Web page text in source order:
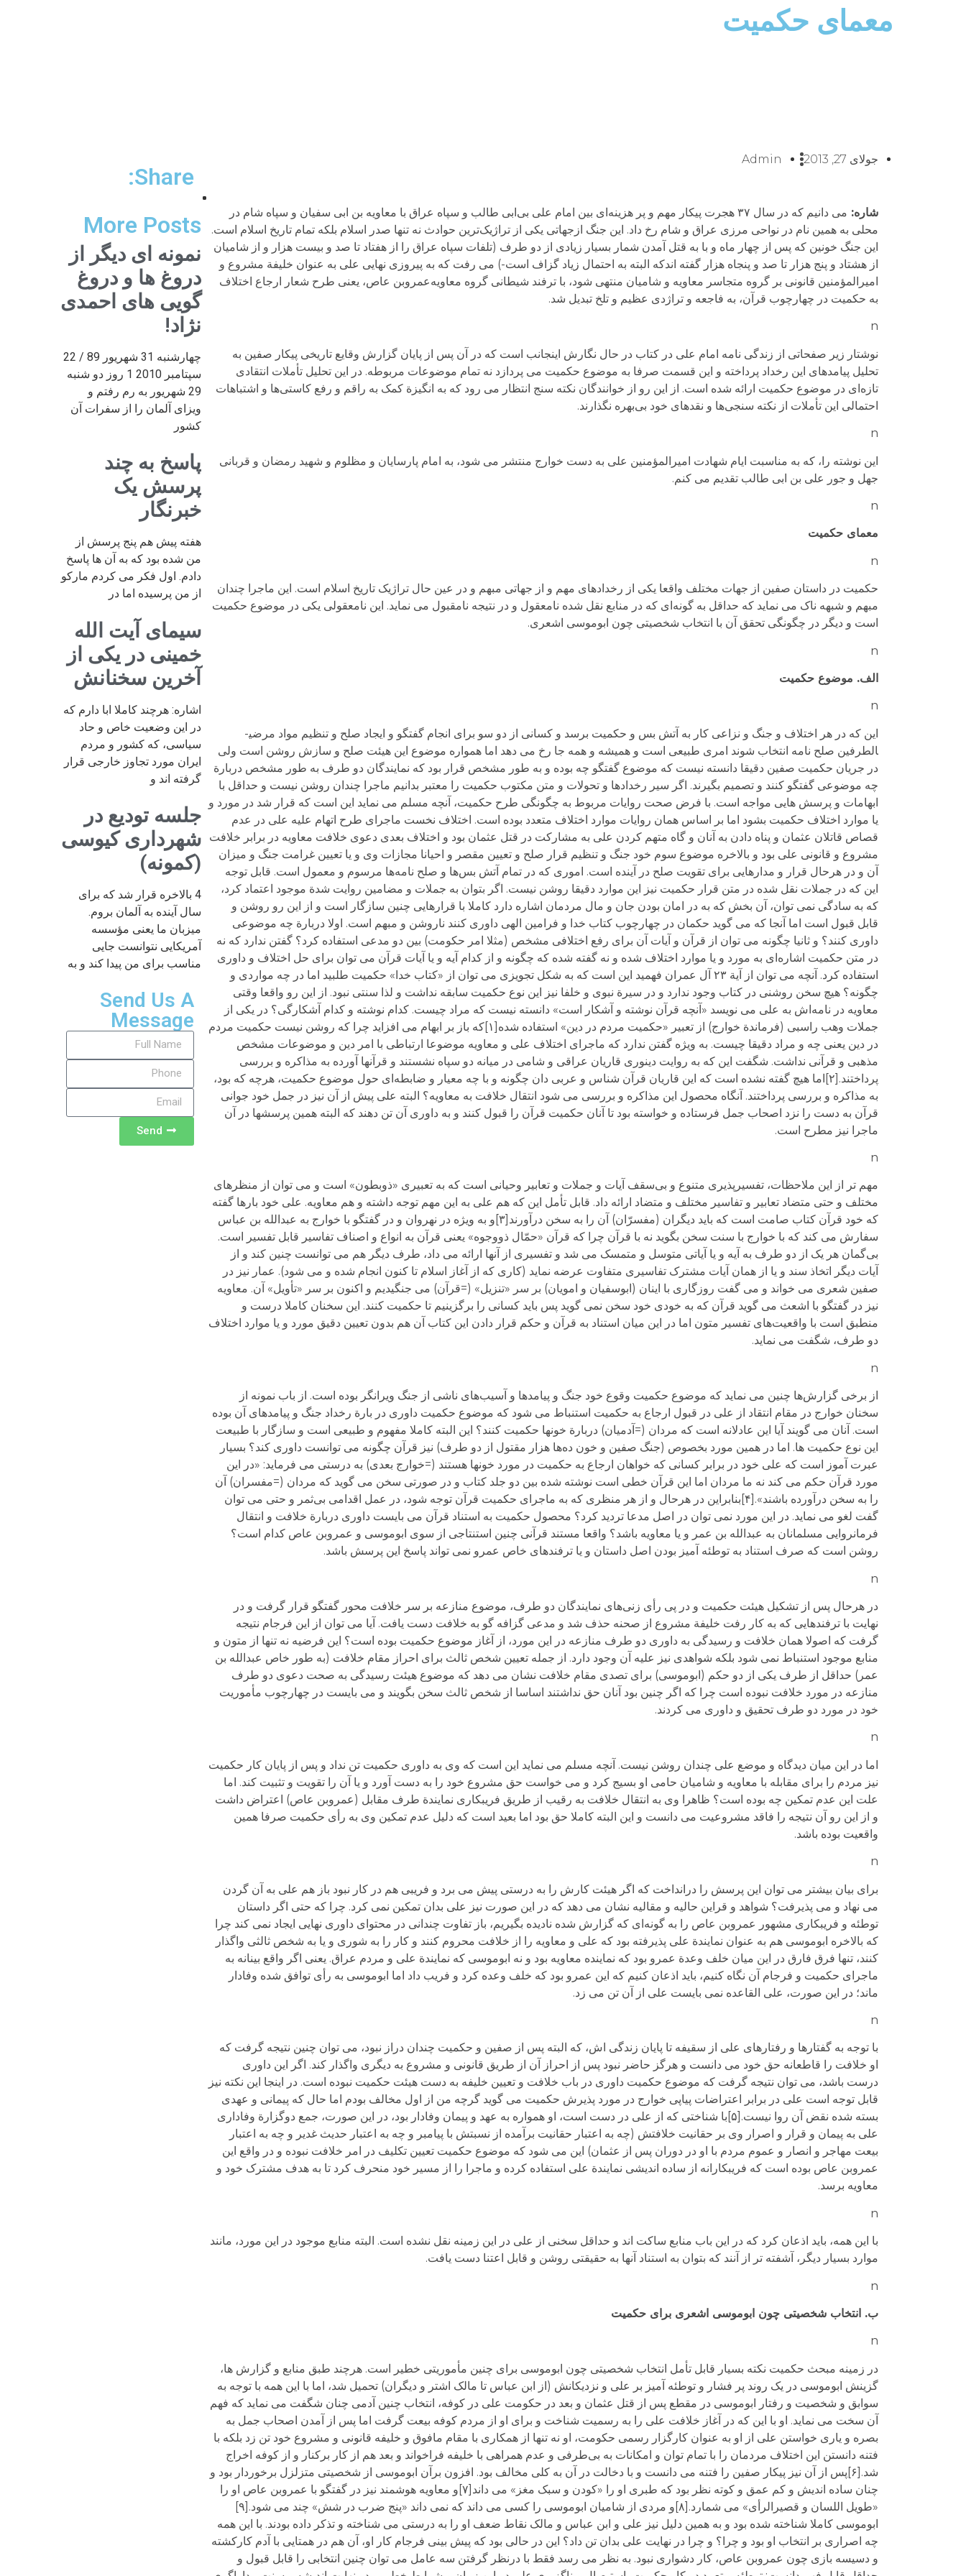
معمای حکمیت
جولای 27, 2013 Admin
شاره:
می دانیم که در سال ۳۷ هجرت پیکار مهم و پر هزینه‌ای بین امام علی بی‌ابی طالب و سپاه عراق با معاویه بن ابی سفیان و سپاه شام در
محلی به همین نام در نواحی مرزی عراق و شام رخ داد. این جنگ ازجهاتی یکی از تراژیک‌ترین حوادث نه تنها صدر اسلام بلکه تمام تاریخ اسلام است.
این جنگ خونین که پس از چهار ماه و با به قتل آمدن شمار بسیار زیادی از دو طرف (تلفات سپاه عراق را از هفتاد تا صد و بیست هزار و از شامیان
از هشتاد و پنج هزار تا صد و پنجاه هزار گفته اند‌که البته به احتمال زیاد گزاف است-) می رفت که به پیروزی نهایی علی به عنوان خلیفة مشروع و
امیرالمؤمنین قانونی بر گروه متجاسر معاویه و شامیان منتهی شود، با ترفند شیطانی گروه معاویه‌عمروبن عاص، یعنی طرح شعار ارجاع اختلاف
به حکمیت در چهارچوب قرآن، به فاجعه و تراژدی عظیم و تلخ تبدیل شد.
n
نوشتار زیر صفحاتی از زندگی نامه امام علی در کتاب در حال نگارش اینجانب است که در آن پس از پایان گزارش وقایع تاریخی پیکار صفین به
تحلیل پیامدهای این رخداد پرداخته و این قسمت صرفا به موضوع حکمیت می پردازد نه تمام موضوعات مربوطه. در این تحلیل تأملات انتقادی
تازه‌ای در موضوع حکمیت ارائه شده است. از این رو از خوانندگان نکته سنج انتظار می رود که به انگیزة کمک به راقم و رفع کاستی‌ها و اشتباهات
احتمالی این تأملات از نکته سنجی‌ها و نقدهای خود بی‌بهره نگذارند.
n
این نوشته را، که به مناسبت ایام شهادت امیرالمؤمنین علی به دست خوارج منتشر می شود، به امام پارسایان و مظلوم و شهید رمضان و قربانی
جهل و جور علی بن ابی طالب تقدیم می کنم.
n
معمای حکمیت
n
حکمیت در داستان صفین از جهات مختلف واقعا یکی از رخدادهای مهم و از جهاتی مبهم و در عین حال تراژیک تاریخ اسلام است. این ماجرا چندان
مبهم و شبهه ناک می نماید که حداقل به گونه‌ای که در منابع نقل شده نامعقول و در نتیجه نامقبول می نماید. این نامعقولی یکی در موضوع حکمیت
است و دیگر در چگونگی تحقق آن با انتخاب شخصیتی چون ابوموسی اشعری.
n
الف. موضوع حکمیت
n
این که در هر اختلاف و جنگ و نزاعی کار به آتش بس و حکمیت برسد و کسانی از دو سو برای انجام گفتگو و ایجاد صلح و تنظیم مواد مرضی­
الطرفین صلح نامه انتخاب شوند امری طبیعی است و همیشه و همه جا رخ می دهد اما همواره موضوع این هیئت صلح و سازش روشن است ولی
در جریان حکمیت صفین دقیقا دانسته نیست که موضوع گفتگو چه بوده و به طور مشخص قرار بود که نمایندگان دو طرف به طور مشخص دربارة
چه موضوعی گفتگو کنند و تصمیم بگیرند. اگر سیر رخدادها و تحولات و متن مکتوب حکمیت را معتبر بدانیم ماجرا چندان روشن نیست و حداقل با
ابهامات و پرسش هایی مواجه است. با فرض صحت روایات مربوط به چگونگی طرح حکمیت، آنچه مسلم می نماید این است که قرار شد در مورد و
یا موارد اختلاف حکمیت بشود اما بر اساس همان روایات موارد اختلاف متعدد بوده است. اختلاف نخست ماجرای طرح اتهام علیه علی در عدم
قصاص قاتلان عثمان و پناه دادن به آنان و گاه متهم کردن علی به مشارکت در قتل عثمان بود و اختلاف بعدی دعوی خلافت معاویه در برابر خلافت
مشروع و قانونی علی بود و بالاخره موضوع سوم خود جنگ و تنظیم قرار صلح و تعیین مقصر و احیانا مجازات وی و یا تعیین غرامت جنگ و میزان
آن و در هرحال قرار و مدارهایی برای تقویت صلح در آینده است. اموری که در تمام آتش بس‌ها و صلح نامه‌ها مرسوم و معمول است. قابل توجه
این که در جملات نقل شده در متن قرار حکمیت نیز این موارد دقیقا روشن نیست. اگر بتوان به جملات و مضامین روایت شدة موجود اعتماد کرد،
که به سادگی نمی توان، آن بخش که به در امان بودن جان و مال مردمان اشاره دارد کاملا با قرارهایی چنین سازگار است و از این رو روشن و
قابل قبول است اما آنجا که می گوید حکمان در چهارچوب کتاب خدا و فرامین الهی داوری کنند ناروشن و مبهم است. اولا دربارة چه موضوعی
داوری کنند؟ و ثانیا چگونه می توان از قرآن و آیات آن برای رفع اختلافی مشخص (مثلا امر حکومت) بین دو مدعی استفاده کرد؟ گفتن ندارد که نه
در متن حکمیت اشاره‌ای به مورد و یا موارد اختلاف شده و نه گفته شده که چگونه و از کدام آیه و یا آیات قرآن می توان برای حل اختلاف و داوری
استفاده کرد. آنچه می توان از آیة ۲۳ آل عمران فهمید این است که به شکل تجویزی می توان از «کتاب خدا» حکمیت طلبید اما در چه مواردی و
چگونه؟ هیچ سخن روشنی در کتاب وجود ندارد و در سیرة نبوی و خلفا نیز این نوع حکمیت سابقه نداشت و لذا سنتی نبود. از این رو واقعا وقتی
معاویه در نامه‌اش به علی می نویسد «آنچه قرآن نوشته و آشکار است» دانسته نیست که مراد چیست. کدام نوشته و کدام آشکارگی؟ در یکی از
جملات وهب راسبی (فرماندة خوارج) از تعبیر «حکمیت مردم در دین» استفاده شده[۱]که باز بر ابهام می افزاید چرا که روشن نیست حکمیت مردم
در دین یعنی چه و مراد دقیقا چیست. به ویژه گفتن ندارد که ماجرای اختلاف علی و معاویه موضوعا ارتباطی با امر دین و موضوعات مشخص
مذهبی و قرآنی نداشت. شگفت این که به روایت دینوری قاریان عراقی و شامی در میانه دو سپاه نشستند و قرآنها آورده به مذاکره و بررسی
پرداختند.[۲]اما هیچ گفته نشده است که این قاریان قرآن شناس و عربی دان چگونه و با چه معیار و ضابطه‌ای حول موضوع حکمیت، هرچه که بود،
به مذاکره و بررسی پرداختند. آنگاه محصول این مذاکره و بررسی می شود انتقال خلافت به معاویه؟ البته علی پیش از آن نیز در جمل خود جوانی
قرآن به دست را نزد اصحاب جمل فرستاده و خواسته بود تا آنان حکمیت قرآن را قبول کنند و به داوری آن تن دهند که البته همین پرسشها در آن
ماجرا نیز مطرح است.
n
مهم تر از این ملاحظات، تفسیرپذیری متنوع و بی‌سقف آیات و جملات و تعابیر وحیانی است که به تعبیری «ذوبطون» است و می توان از منظرهای
مختلف و حتی متضاد تعابیر و تفاسیر مختلف و متضاد ارائه داد. قابل تأمل این که هم علی به این مهم توجه داشته و هم معاویه. علی خود بارها گفته
که خود قرآن کتاب صامت است که باید دیگران (مفسرّان) آن را به سخن درآورند[۳]و به ویژه در نهروان و در گفتگو با خوارج به عبدالله بن عباس
سفارش می کند که با خوارج با سنت سخن بگوید نه با قرآن چرا که قرآن «حمّال ذووجوه» یعنی قرآن به انواع و اصناف تفاسیر قابل تفسیر است.
بی‌گمان هر یک از دو طرف به آیه و یا آیاتی متوسل و متمسک می شد و تفسیری از آنها ارائه می داد، طرف دیگر هم می توانست چنین کند و از
آیات دیگر اتخاذ سند و یا از همان آیات مشترک تفاسیری متفاوت عرضه نماید (کاری که از آغاز اسلام تا کنون انجام شده و می شود). عمار نیز در
صفین شعری می خواند و می گفت روزگاری با اینان (ابوسفیان و امویان) بر سر «تنزیل» (=قرآن) می جنگیدیم و اکنون بر سر «تأویل» آن. معاویه
نیز در گفتگو با اشعث می گوید قرآن که به خودی خود سخن نمی گوید پس باید کسانی را برگزینیم تا حکمیت کنند. این سخنان کاملا درست و
منطبق است با واقعیت‌های تفسیر متون اما در این میان استناد به قرآن و حکم قرار دادن این کتاب آن هم بدون تعیین دقیق مورد و یا موارد اختلاف
دو طرف، شگفت می نماید.
n
از برخی گزارش‌ها چنین می نماید که موضوع حکمیت وقوع خود جنگ و پیامدها و آسیب‌های ناشی از جنگ ویرانگر بوده است. از باب نمونه از
سخنان خوارج در مقام انتقاد از علی در قبول ارجاع به حکمیت استنباط می شود که موضوع حکمیت داوری در بارة رخداد جنگ و پیامدهای آن بوده
است. آنان می گویند آیا این عادلانه است که مردان (=آدمیان) دربارة خونها حکمیت کنند؟ این البته کاملا مفهوم و طبیعی است و سازگار با طبیعت
این نوع حکمیت ها. اما در همین مورد بخصوص (جنگ صفین و خون ده‌ها هزار مقتول از دو طرف) نیز قرآن چگونه می توانست داوری کند؟ بسیار
عبرت آموز است که علی خود در برابر کسانی که خواهان ارجاع به حکمیت در مورد خونها هستند (=خوارج بعدی) به درستی می فرماید: «در این
مورد قرآن حکم می کند نه ما مردان اما این قرآن خطی است نوشته شده بین دو جلد کتاب و در صورتی سخن می گوید که مردان (=مفسران) آن
را به سخن درآورده باشند».[۴]بنابراین در هرحال و از هر منظری که به ماجرای حکمیت قرآن توجه شود، در عمل اقدامی بی‌ثمر و حتی می توان
گفت لغو می نماید. در این مورد نمی توان در اصل مدعا تردید کرد؟ محصول حکمیت به استناد قرآن می بایست داوری دربارة خلافت و انتقال
فرمانروایی مسلمانان به عبدالله بن عمر و یا معاویه باشد؟ واقعا مستند قرآنی چنین استنتاجی از سوی ابوموسی و عمروبن عاص کدام است؟
روشن است که صرف استناد به توطئه آمیز بودن اصل داستان و یا ترفندهای خاص عمرو نمی تواند پاسخ این پرسش باشد.
n
در هرحال پس از تشکیل هیئت حکمیت و در پی رأی زنی‌های نمایندگان دو طرف، موضوع منازعه بر سر خلافت محور گفتگو قرار گرفت و در
نهایت با ترفندهایی که به کار رفت خلیفة مشروع از صحنه حذف شد و مدعی گزافه گو به خلافت دست یافت. آیا می توان از این فرجام نتیجه
گرفت که اصولا همان خلافت و رسیدگی به داوری دو طرف منازعه در این مورد، از آغاز موضوع حکمیت بوده است؟ این فرضیه نه تنها از متون و
منابع موجود استنباط نمی شود بلکه شواهدی نیز علیه آن وجود دارد. از جمله تعیین شخص ثالث برای احراز مقام خلافت (به طور خاص عبدالله بن
عمر) حداقل از طرف یکی از دو حکم (ابوموسی) برای تصدی مقام خلافت نشان می دهد که موضوع هیئت رسیدگی به صحت دعوی دو طرف
منازعه در مورد خلافت نبوده است چرا که اگر چنین بود آنان حق نداشتند اساسا از شخص ثالث سخن بگویند و می بایست در چهارچوب مأموریت
خود در مورد دو طرف تحقیق و داوری می کردند.
n
اما در این میان دیدگاه و موضع علی چندان روشن نیست. آنچه مسلم می نماید این است که وی به داوری حکمیت تن نداد و پس از پایان کار حکمیت
نیز مردم را برای مقابله با معاویه و شامیان حامی او بسیج کرد و می خواست حق مشروع خود را به دست آورد و یا آن را تقویت و تثبیت کند. اما
علت این عدم تمکین چه بوده است؟ ظاهرا وی به انتقال خلافت به رقیب از طریق فریبکاری نمایندة طرف مقابل (عمروبن عاص) اعتراض داشت
و از این رو آن نتیجه را فاقد مشروعیت می دانست و این البته کاملا حق بود اما بعید است که دلیل عدم تمکین وی به رأی حکمیت صرفا همین
واقعیت بوده باشد.
n
برای بیان بیشتر می توان این پرسش را درانداخت که اگر هیئت کارش را به درستی پیش می برد و فریبی هم در کار نبود باز هم علی به آن گردن
می نهاد و می پذیرفت؟ شواهد و قراین حالیه و مقالیه نشان می دهد که در این صورت نیز علی بدان تمکین نمی کرد. چرا که حتی اگر داستان
توطئه و فریبکاری مشهور عمروبن عاص را به گونه‌ای که گزارش شده نادیده بگیریم، باز تفاوت چندانی در محتوای داوری نهایی ایجاد نمی کند چرا
که بالاخره ابوموسی هم به عنوان نمایندة علی پذیرفته بود که علی و معاویه را از خلافت محروم کنند و کار را به شوری و یا به شخص ثالثی واگذار
کنند، تنها فرق فارق در این میان خلف وعدة عمرو بود که نماینده معاویه بود و نه ابوموسی که نمایندة علی و مردم عراق. یعنی اگر واقع بینانه به
ماجرای حکمیت و فرجام آن نگاه کنیم، باید اذعان کنیم که این عمرو بود که خلف وعده کرد و فریب داد اما ابوموسی به رأی توافق شده وفادار
ماند؛ در این صورت، علی القاعده نمی بایست علی از آن تن می زد.
n
با توجه به گفتارها و رفتارهای علی از سقیفه تا پایان زندگی اش، که البته پس از صفین و حکمیت چندان دراز نبود، می توان چنین نتیجه گرفت که
او خلافت را قاطعانه حق خود می دانست و هرگز حاضر نبود پس از احراز آن از طریق قانونی و مشروع به دیگری واگذار کند. اگر این داوری
درست باشد، می توان نتیجه گرفت که موضوع حکمیت داوری در باب خلافت و تعیین خلیفه به دست هیئت حکمیت نبوده است. در اینجا این نکته نیز
قابل توجه است علی در برابر اعتراضات پیاپی خوارج در مورد پذیرش حکمیت می گوید گرچه من از اول مخالف بودم اما حال که پیمانی و عهدی
بسته شده نقض آن روا نیست.[۵]با شناختی که از علی در دست است، او همواره به عهد و پیمان وفادار بود، در این صورت، جمع دوگزارة وفاداری
علی به پیمان و قرار و اصرار وی بر حقانیت خلافتش (چه به اعتبار حقانیت برآمده از نسبتش با پیامبر و چه به اعتبار حدیث غدیر و چه به اعتبار
بیعت مهاجر و انصار و عموم مردم با او در دوران پس از عثمان) این می شود که موضوع حکمیت تعیین تکلیف در امر خلافت نبوده و در واقع این
عمروبن عاص بوده است که فریبکارانه از ساده اندیشی نمایندة علی استفاده کرده و ماجرا را از مسیر خود منحرف کرد تا به هدف مشترک خود و
معاویه برسد.
n
با این همه، باید اذعان کرد که در این باب منابع ساکت اند و حداقل سخنی از علی در این زمینه نقل نشده است. البته منابع موجود در این مورد، مانند
موارد بسیار دیگر، آشفته تر از آنند که بتوان به استناد آنها به حقیقتی روشن و قابل اعتنا دست یافت.
n
ب. انتخاب شخصیتی چون ابوموسی اشعری برای حکمیت
n
در زمینه مبحث حکمیت نکته بسیار قابل تأمل انتخاب شخصیتی چون ابوموسی برای چنین مأموریتی خطیر است. هرچند طبق منابع و گزارش ها،
گزینش ابوموسی در یک روند پر فشار و توطئه آمیز بر علی و نزدیکانش (از ابن عباس تا مالک اشتر و دیگران) تحمیل شد، اما با این همه با توجه به
سوابق و شخصیت و رفتار ابوموسی در مقطع پس از قتل عثمان و بعد در حکومت علی در کوفه، انتخاب چنین آدمی چنان شگفت می نماید که فهم
آن سخت می نماید. او با این که در آغاز خلافت علی را به رسمیت شناخت و برای او از مردم کوفه بیعت گرفت اما پس از آمدن اصحاب جمل به
بصره و یاری خواستن علی از او به عنوان کارگزار رسمی حکومت، او نه تنها از همکاری با مقام مافوق و خلیفه قانونی و مشروع خود تن زد بلکه با
فتنه دانستن این اختلاف مردمان را با تمام توان و امکانات به بی‌طرفی و عدم همراهی با خلیفه فراخواند و بعد هم از کار برکنار و از کوفه اخراج
شد.[۶]پس از آن نیز پیکار صفین را فتنه می دانست و با دخالت در آن به کلی مخالف بود. افزون برآن ابوموسی از شخصیتی متزلزل برخوردار بود و
چنان ساده اندیش و کم عمق و کوته نظر بود که طبری او را «کودن و سبک مغز» می داند[۷]و معاویه هوشمند نیز در گفتگو با عمروبن عاص او را
«طویل اللسان و قصیرالرأی» می شمارد.[۸]و مردی از شامیان ابوموسی را کسی می داند که نمی داند «پنج ضرب در شش» چند می شود.[۹]
ابوموسی کاملا شناخته شده بود و به همین دلیل نیز علی و ابن عباس و مالک نقاط ضعف او را به درستی می شناخته و تذکر داده بودند. با این همه
چه اصراری بر انتخاب او بود و چرا؟ و چرا در نهایت علی بدان تن داد؟ این در حالی بود که پیش بینی فرجام کار او، آن هم در همتایی با آدم کارکشته
و دسیسه بازی چون عمروبن عاص، کار دشواری نبود. به نظر می رسد فقط با درنظر گرفتن سه عامل می توان چنین انتخابی را قابل قبول و
Share:
More Posts
نمونه ای دیگر از
دروغ ها و دروغ
گویی های احمدی
نژاد!
چهارشنبه 31 شهریور 89 / 22
سپتامبر 2010 1 روز دو شنبه
29 شهریور به رم رفتم و
ویزای آلمان را از سفرات آن
کشور
پاسخ به چند
پرسش یک
خبرنگار
هفته پیش هم پنج پرسش از
من شده بود که به آن ها پاسخ
دادم. اول فکر می کردم مارکو
از من پرسیده اما در
سیمای آیت الله
خمینی در یکی از
آخرین سخنانش
اشاره: هرچند کاملا ابا دارم که
در این وضعیت خاص و حاد
سیاسی، که کشور و مردم
ایران مورد تجاوز خارجی قرار
گرفته اند و
جلسه تودیع در
شهرداری کیوسی
(کمونه)
4 بالاخره قرار شد که برای
سال آینده به آلمان بروم.
میزبان ما یعنی مؤسسه
آمریکایی نتوانست جایی
مناسب برای من پیدا کند و به
Send Us A
Message
Send